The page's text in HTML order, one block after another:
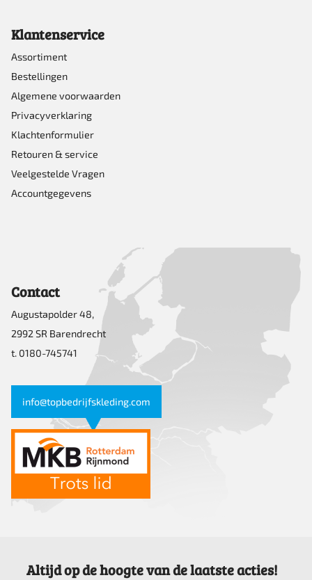
Klantenservice
Assortiment
Bestellingen
Algemene voorwaarden
Privacyverklaring
Klachtenformulier
Retouren & service
Veelgestelde Vragen
Accountgegevens
Contact
Augustapolder 48,
2992 SR Barendrecht
t. 0180-745741
info@topbedrijfskleding.com
Altijd op de hoogte van de laatste acties!